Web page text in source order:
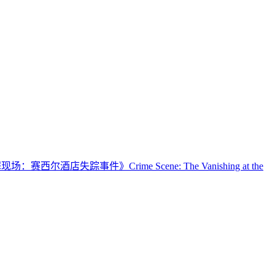
场：赛西尔酒店失踪事件》Crime Scene: The Vanishing at the